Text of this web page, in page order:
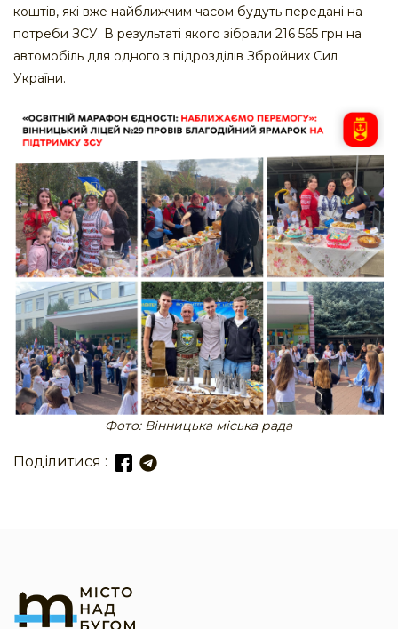
коштів, які вже найближчим часом будуть передані на
потреби ЗСУ. В результаті якого зібрали 216 565 грн на
автомобіль для одного з підрозділів Збройних Сил
України.
Фото: Вінницька міська рада
Поділитися :